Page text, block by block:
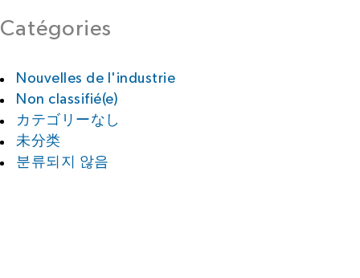
Catégories
Nouvelles de l'industrie
Non classifié(e)
カテゴリーなし
未分类
분류되지 않음